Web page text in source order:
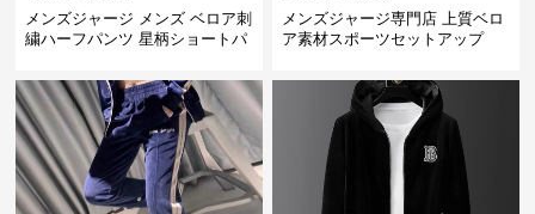
メンズジャージ メンズ ベロア刺
繍ハーフパンツ 星柄ショートパ
メンズジャージ専門店 上質ベロ
ア素材スポーツセットアップ